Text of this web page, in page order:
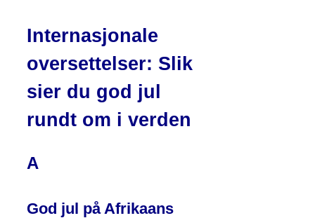
Internasjonale
oversettelser: Slik
sier du god jul
rundt om i verden
A
God jul på Afrikaans